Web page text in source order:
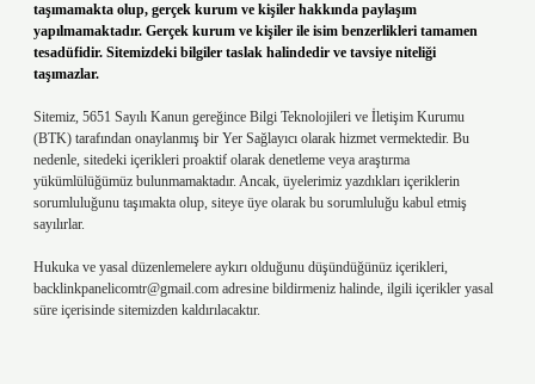
taşımamakta olup, gerçek kurum ve kişiler hakkında paylaşım
yapılmamaktadır. Gerçek kurum ve kişiler ile isim benzerlikleri tamamen
tesadüfidir. Sitemizdeki bilgiler taslak halindedir ve tavsiye niteliği
taşımazlar.
Sitemiz, 5651 Sayılı Kanun gereğince Bilgi Teknolojileri ve İletişim Kurumu
(BTK) tarafından onaylanmış bir Yer Sağlayıcı olarak hizmet vermektedir. Bu
nedenle, sitedeki içerikleri proaktif olarak denetleme veya araştırma
yükümlülüğümüz bulunmamaktadır. Ancak, üyelerimiz yazdıkları içeriklerin
sorumluluğunu taşımakta olup, siteye üye olarak bu sorumluluğu kabul etmiş
sayılırlar.
Hukuka ve yasal düzenlemelere aykırı olduğunu düşündüğünüz içerikleri,
backlinkpanelicomtr@gmail.com adresine bildirmeniz halinde, ilgili içerikler yasal
süre içerisinde sitemizden kaldırılacaktır.